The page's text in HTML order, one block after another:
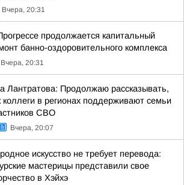
Вчера, 20:31
продолжается капитальный
банно-оздоровительного комплекса
Вчера, 20:31
Лантратова: Продолжаю рассказывать,
коллеги в регионах поддерживают семьи
СВО
Вчера, 20:07
искусство не требует перевода:
мастерицы представили свое
в Хэйхэ